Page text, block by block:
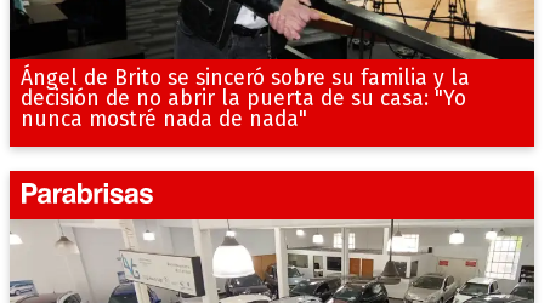
Ángel de Brito se sinceró sobre su familia y la
decisión de no abrir la puerta de su casa: "Yo
nunca mostré nada de nada"